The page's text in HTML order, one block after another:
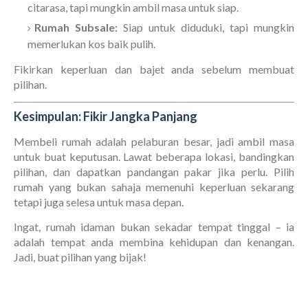
citarasa, tapi mungkin ambil masa untuk siap.
Rumah Subsale: Siap untuk diduduki, tapi mungkin
memerlukan kos baik pulih.
Fikirkan keperluan dan bajet anda sebelum membuat
pilihan.
Kesimpulan: Fikir Jangka Panjang
Membeli rumah adalah pelaburan besar, jadi ambil masa
untuk buat keputusan. Lawat beberapa lokasi, bandingkan
pilihan, dan dapatkan pandangan pakar jika perlu. Pilih
rumah yang bukan sahaja memenuhi keperluan sekarang
tetapi juga selesa untuk masa depan.
Ingat, rumah idaman bukan sekadar tempat tinggal – ia
adalah tempat anda membina kehidupan dan kenangan.
Jadi, buat pilihan yang bijak!